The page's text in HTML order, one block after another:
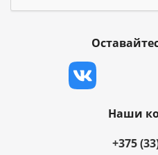
Наши
+375